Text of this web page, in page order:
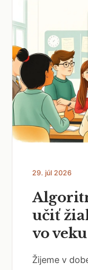
29. júl 2026
učiť
vo
Žijeme v